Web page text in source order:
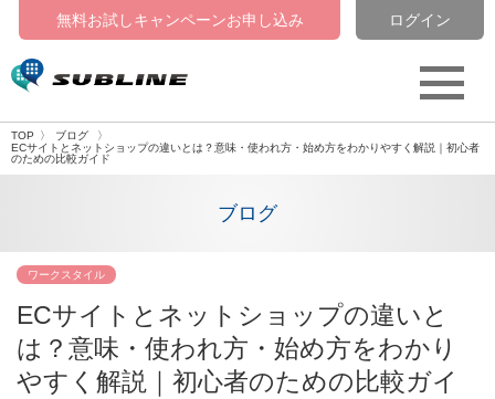
無料お試しキャンペーンお申し込み ログイン
TOP
ブログ
ECサイトとネットショップの違いとは？意味・使われ方・始め方をわかりやすく解説｜初心者
のための比較ガイド
ブログ
ワークスタイル
ECサイトとネットショップの違いと
は？意味・使われ方・始め方をわかり
やすく解説｜初心者のための比較ガイ